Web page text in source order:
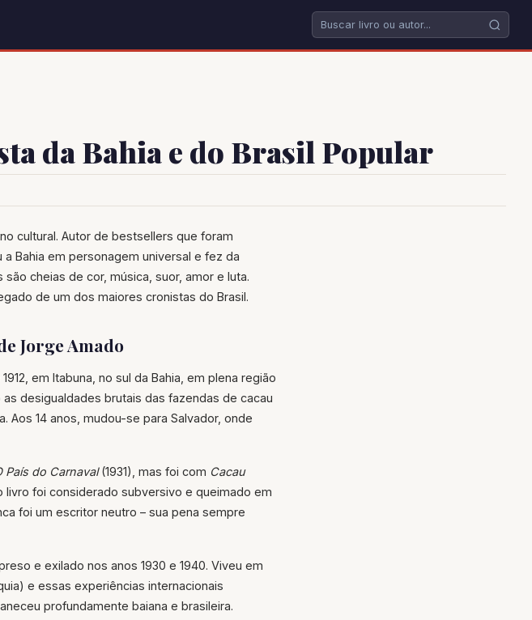
da Bahia e do Brasil Popular
cultural. Autor de bestsellers que foram
Bahia em personagem universal e fez da
cheias de cor, música, suor, amor e luta.
de um dos maiores cronistas do Brasil.
Jorge Amado
em Itabuna, no sul da Bahia, em plena região
desigualdades brutais das fazendas de cacau
Aos 14 anos, mudou-se para Salvador, onde
País do Carnaval(1931), mas foi com Cacau
livro foi considerado subversivo e queimado em
foi um escritor neutro – sua pena sempre
e exilado nos anos 1930 e 1940. Viveu em
e essas experiências internacionais
profundamente baiana e brasileira.